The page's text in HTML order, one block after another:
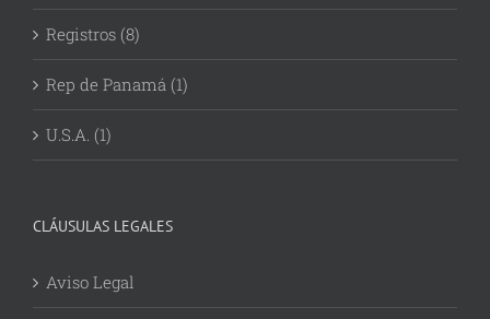
Registros (8)
Rep de Panamá (1)
U.S.A. (1)
CLÁUSULAS LEGALES
Aviso Legal